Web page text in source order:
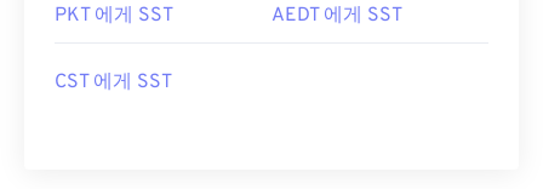
PKT 에게 SST AEDT 에게 SST
CST 에게 SST